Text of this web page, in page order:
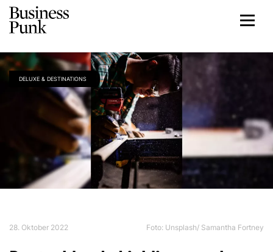
DELUXE & DESTINATIONS
28. Oktober 2022 Foto: Unsplash/ Samantha Fortney